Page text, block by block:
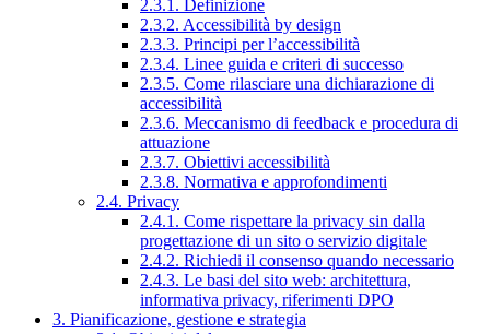
2.3.1. Definizione
2.3.2. Accessibilità by design
2.3.3. Principi per l’accessibilità
2.3.4. Linee guida e criteri di successo
2.3.5. Come rilasciare una dichiarazione di
accessibilità
2.3.6. Meccanismo di feedback e procedura di
attuazione
2.3.7. Obiettivi accessibilità
2.3.8. Normativa e approfondimenti
2.4. Privacy
2.4.1. Come rispettare la privacy sin dalla
progettazione di un sito o servizio digitale
2.4.2. Richiedi il consenso quando necessario
2.4.3. Le basi del sito web: architettura,
informativa privacy, riferimenti DPO
3. Pianificazione, gestione e strategia